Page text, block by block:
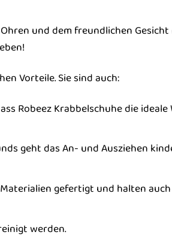
und dem freundlichen
Vorteile. Sie sind auch:
Robeez Krabbelschuhe die
geht das An- und Ausziehen
gefertigt und halten
werden.